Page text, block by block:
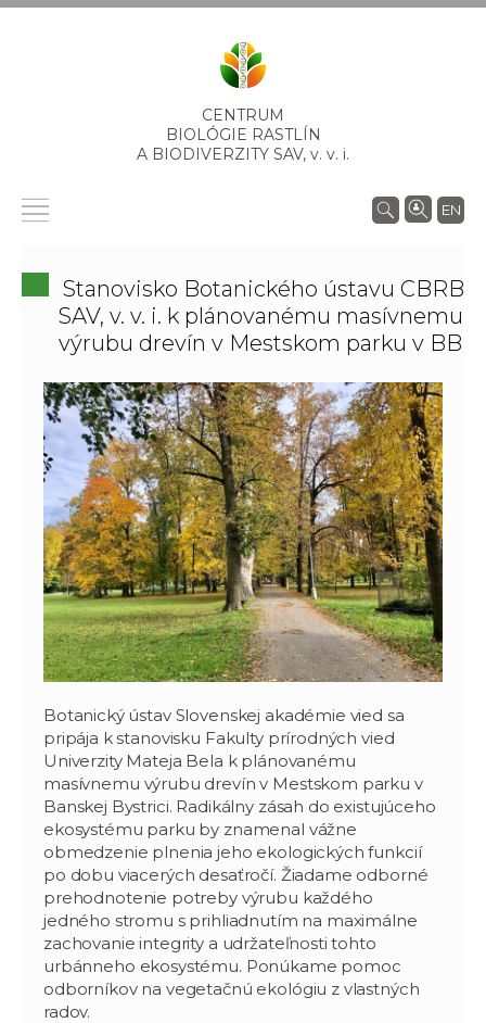
CENTRUM
BIOLÓGIE RASTLÍN
A BIODIVERZITY SAV, v. v. i.
EN
Stanovisko Botanického ústavu CBRB
SAV, v. v. i. k plánovanému masívnemu
výrubu drevín v Mestskom parku v BB
Botanický ústav Slovenskej akadémie vied sa
pripája k stanovisku Fakulty prírodných vied
Univerzity Mateja Bela k plánovanému
masívnemu výrubu drevín v Mestskom parku v
Banskej Bystrici. Radikálny zásah do existujúceho
ekosystému parku by znamenal vážne
obmedzenie plnenia jeho ekologických funkcií
po dobu viacerých desaťročí. Žiadame odborné
prehodnotenie potreby výrubu každého
jedného stromu s prihliadnutím na maximálne
zachovanie integrity a udržateľnosti tohto
urbánneho ekosystému. Ponúkame pomoc
odborníkov na vegetačnú ekológiu z vlastných
radov.